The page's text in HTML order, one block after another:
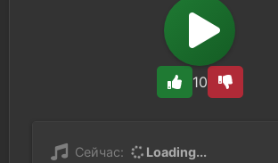
10
Сейчас: Loading...